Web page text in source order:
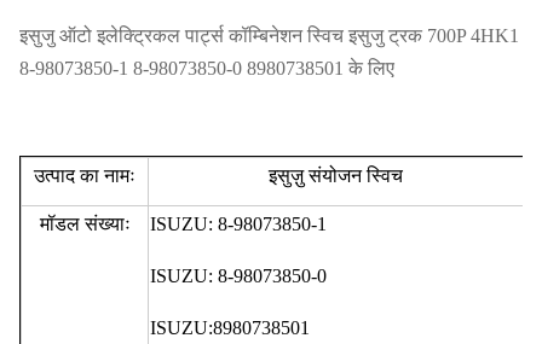
इसुजु ऑटो इलेक्ट्रिकल पार्ट्स कॉम्बिनेशन स्विच इसुजु ट्रक 700P 4HK1
8-98073850-1 8-98073850-0 8980738501 के लिए
उत्पाद का नामः इसुज़ु संयोजन स्विच
मॉडल संख्याः ISUZU: 8-98073850-1
ISUZU: 8-98073850-0
ISUZU:8980738501